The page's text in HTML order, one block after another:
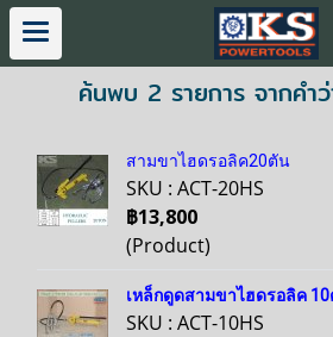
ค้นพบ 2 รายการ จากคำ
สามขาไฮดรอลิค20ตัน
SKU : ACT-20HS
฿13,800
(Product)
เหล็กดูดสามขาไฮดรอลิค
SKU : ACT-10HS